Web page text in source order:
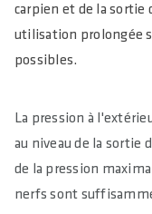
carpien et de la sortie
utilisation prolongée
possibles.
La pression à
au niveau de la sortie
de la pression
nerfs sont